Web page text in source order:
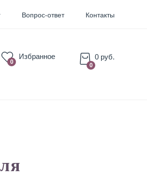
Вопрос-ответ Контакты
0
Избранное
0
0 руб.